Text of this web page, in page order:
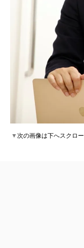
▼次の画像は下へスクロ